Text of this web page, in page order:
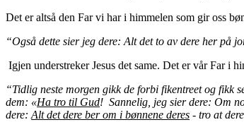
Det er altså den Far vi har i himmelen som gir oss
“Også dette sier jeg dere: Alt det to av dere her på
Igjen understreker Jesus det same. Det er vår Far i
“Tidlig neste morgen gikk de forbi fikentreet og fikk
dem: «Ha tro til Gud! Sannelig, jeg sier dere: Om
dere: Alt det dere ber om i bønnene deres - tro at